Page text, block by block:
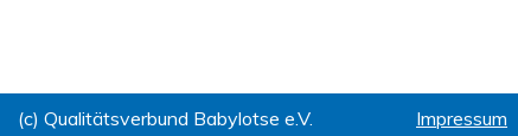
(c) Qualitätsverbund Babylotse e.V. Impressum